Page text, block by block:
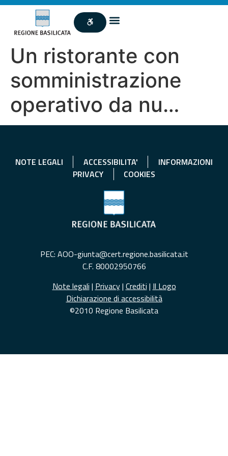
Un ristorante con
somministrazione
operativo da nu…
NOTE LEGALI ACCESSIBILITA'
INFORMAZIONI
PRIVACY
COOKIES
PEC: AOO-giunta@cert.regione.basilicata.it
C.F. 80002950766
Note legali | Privacy| Crediti | Il Logo
Dichiarazione di accessibilità
©2010 Regione Basilicata